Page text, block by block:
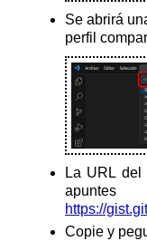
Se abrirá
perfil
La URL del
https://
Copie y